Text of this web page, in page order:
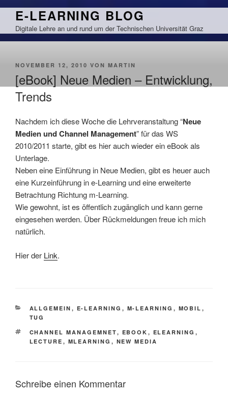
Zum
springen
E-LEARNING BLOG
Digitale Lehre an und rund um der Technischen Universität Graz
VERÖFFENTLICHT
NOVEMBER 12, 2010 VON MARTIN
[eBook] Neue Medien – Entwicklung,
Trends
Nachdem ich diese Woche die Lehrveranstaltung “Neue
Medien und Channel Management” für das WS
2010/2011 starte, gibt es hier auch wieder ein eBook als
Unterlage.
Neben eine Einführung in Neue Medien, gibt es heuer auch
eine Kurzeinführung in e-Learning und eine erweiterte
Betrachtung Richtung m-Learning.
Wie gewohnt, ist es öffentlich zugänglich und kann gerne
eingesehen werden. Über Rückmeldungen freue ich mich
natürlich.
Hier der Link.
KATEGORIEN
ALLGEMEIN , E-LEARNING , M-LEARNING , MOBIL ,
TUG
SCHLAGWÖRTER
CHANNEL MANAGEMNET, EBOOK , ELEARNING ,
LECTURE , MLEARNING , NEW MEDIA
Schreibe einen Kommentar